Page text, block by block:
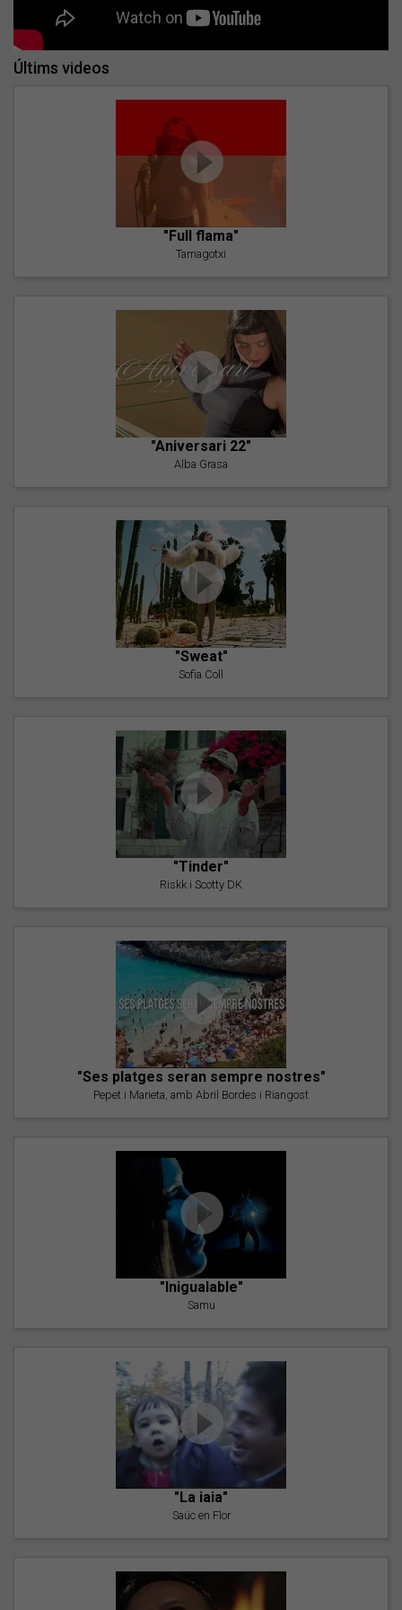
Últims videos
"Full flama"
Tamagotxi
"Aniversari 22"
Alba Grasa
"Sweat"
Sofia Coll
"Tinder"
Riskk i Scotty DK
"Ses platges seran sempre nostres"
Pepet i Marieta, amb Abril Bordes i Riangost
"Inigualable"
Samu
"La iaia"
Saüc en Flor